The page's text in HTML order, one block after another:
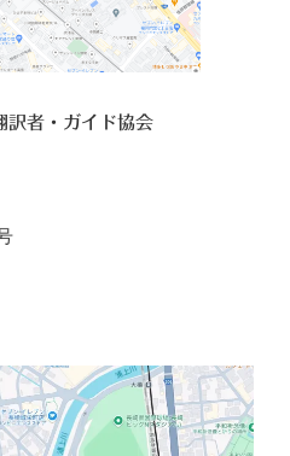
訳者・ガイド協会